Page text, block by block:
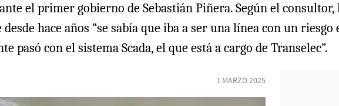
el primer gobierno de Sebastián Piñera. Según el consultor,
hace años “se sabía que iba a ser una línea con un riesgo
pasó con el sistema Scada, el que está a cargo de Transelec”.
1 MARZO 2025